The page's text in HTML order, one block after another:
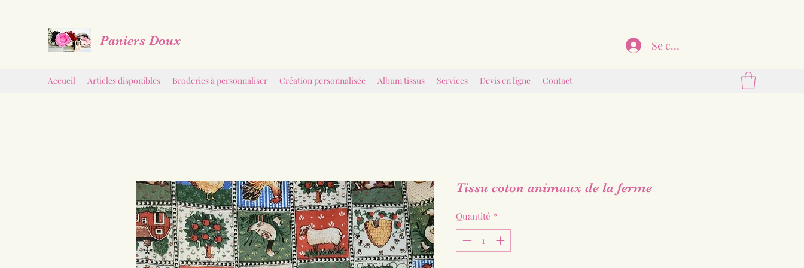
Paniers Doux
Accueil Articles disponibles Broderies à personnaliser Création personnalisée Album tissus Services Devis en ligne Contact
Se connecter
Tissu coton animaux de la ferme
Quantité *